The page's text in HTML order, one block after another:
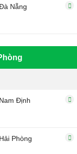
Nẵng
Nam Định
Hải Phòng